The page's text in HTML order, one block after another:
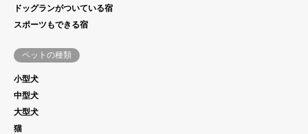
ドッグランがついている宿
スポーツもできる宿
ペットの種類
小型犬
中型犬
大型犬
猫